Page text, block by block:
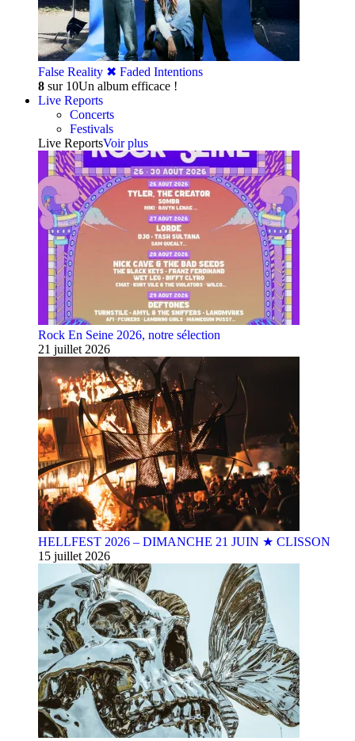
False Reality ✖︎ Faded Intentions
8 sur 10Un album efficace !
Live Reports
Concerts
Festivals
Live ReportsVoir plus
Rock En Seine 2026, notre sélection
21 juillet 2026
HELLFEST 2026 – DIMANCHE 21 JUIN ★ CLISSON
15 juillet 2026